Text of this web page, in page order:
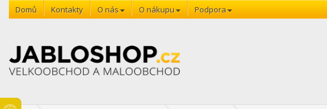
Domů Kontakty O nás O nákupu Podpora